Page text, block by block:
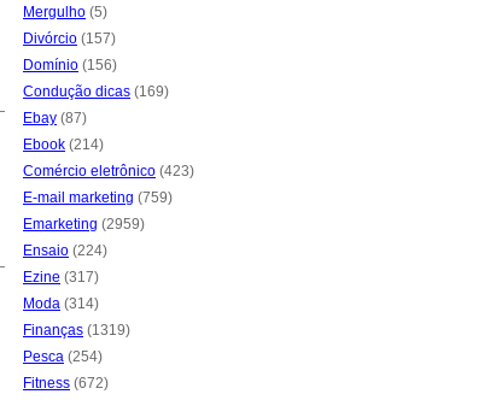
Mergulho (5)
Divórcio (157)
Domínio (156)
Condução dicas (169)
Ebay (87)
Ebook (214)
Comércio eletrônico (423)
E-mail marketing (759)
Emarketing (2959)
Ensaio (224)
Ezine (317)
Moda (314)
Finanças (1319)
Pesca (254)
Fitness (672)